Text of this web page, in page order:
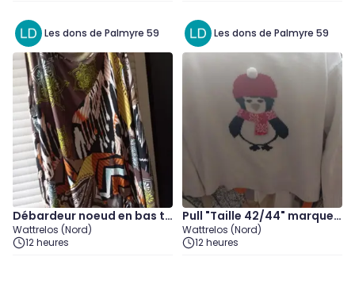
Les dons de Palmyre 59
Débardeur noeud en bas ta
ille 4
Wattrelos (Nord)
12 heures
Les dons de Palmyre 59
Pull "Taille 42/44" marque
Kiabi
Wattrelos (Nord)
12 heures